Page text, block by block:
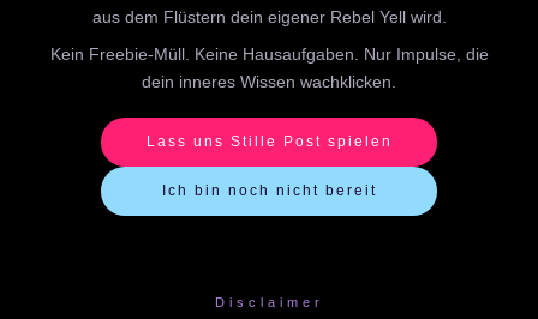
aus dem Flüstern dein eigener Rebel Yell wird.
Kein Freebie-Müll. Keine Hausaufgaben. Nur Impulse, die
dein inneres Wissen wachklicken.
Lass uns Stille Post spielen
Ich bin noch nicht bereit
Disclaimer